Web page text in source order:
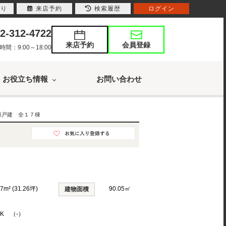
312-4722
間：9:00～18:00 来店予約 会員登録
お役立ち情報 お問い合わせ
戸建 全１７棟
(31.26坪) 建物面積 90.05㎡
（-）
来店予約 検索履歴 ログイン